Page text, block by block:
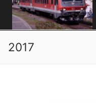
2017